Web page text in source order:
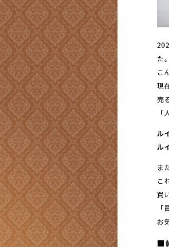
た。
こ
現
売
ル
ル
ま
こ
買
お
■